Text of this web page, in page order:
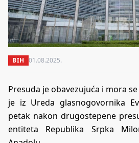
BIH 01.08.2025.
Presuda je obavezujuća i mora
je iz Ureda glasnogovornika
petak nakon drugostepene
entiteta Republika Srpka